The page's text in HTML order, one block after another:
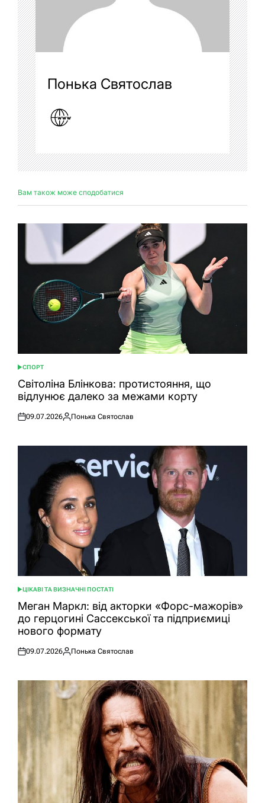
Понька Святослав
Вам також може сподобатися
ОПУБЛІКУВАТИ
У
СПОРТ
Світоліна Блінкова: протистояння, що
відлунює далеко за межами корту
Оприлюднено
09.07.2026
Опубліковано
Понька Святослав
ОПУБЛІКУВАТИ
У
ЦІКАВІ ТА ВИЗНАЧНІ ПОСТАТІ
Меган Маркл: від акторки «Форс-мажорів»
до герцогині Сассекської та підприємиці
нового формату
Оприлюднено
09.07.2026
Опубліковано
Понька Святослав